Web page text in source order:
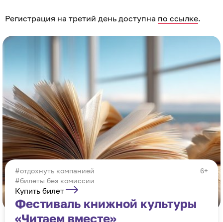
Регистрация на третий день доступна по ссылке.
6+
отдохнуть компанией
#билеты без комиссии
Купить билет
Фестиваль книжной культуры
«Читаем вместе»